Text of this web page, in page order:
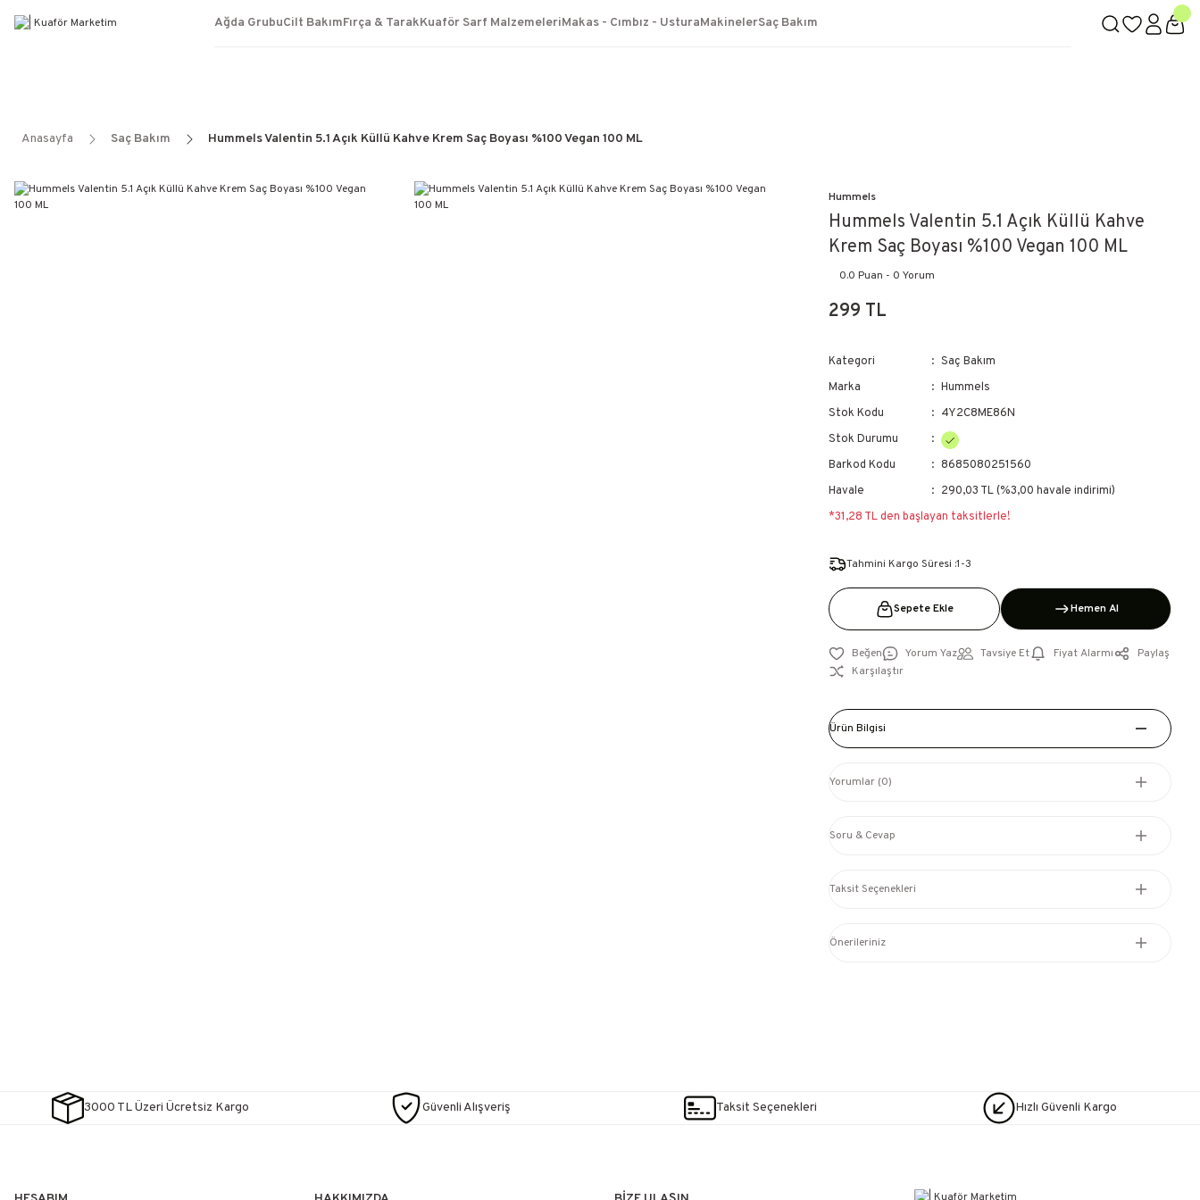
3000 TL ÜZERİ KARGO BEDAVA!
Ağda GrubuCilt BakımFırça & TarakKuaför Sarf MalzemeleriMakas - Cımbız - UsturaMakinelerSaç Bakım
Anasayfa Saç Bakım Hummels Valentin 5.1 Açık Küllü Kahve Krem Saç Boyası %100 Vegan 100 ML
Hummels
Hummels Valentin 5.1 Açık Küllü Kahve
Krem Saç Boyası %100 Vegan 100 ML
0.0 Puan - 0 Yorum
299 TL
Kategori
Saç Bakım
Marka
Hummels
Stok Kodu
4Y2C8ME86N
Stok Durumu
Barkod Kodu
8685080251560
Havale
290,03 TL (%3,00 havale indirimi)
*31,28 TL den başlayan taksitlerle!
Tahmini Kargo Süresi :1-3
Sepete Ekle Hemen Al
Yorum Yaz Tavsiye Et Fiyat Alarmı
Paylaş
Karşılaştır
Ürün Bilgisi
Yorumlar (0)
Soru & Cevap
Taksit Seçenekleri
Önerileriniz
3000 TL Üzeri Ücretsiz Kargo Güvenli Alışveriş Taksit Seçenekleri Hızlı Güvenli Kargo